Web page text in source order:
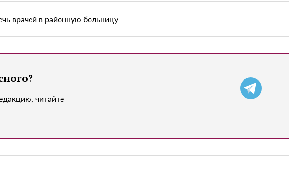
врачей в районную больницу
читайте